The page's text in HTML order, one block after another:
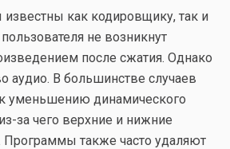
как кодировщику, так и
не возникнут
после сжатия. Однако
аудио. В большинстве случаев
уменьшению динамического
за чего верхние и нижние
Программы также часто удаляют